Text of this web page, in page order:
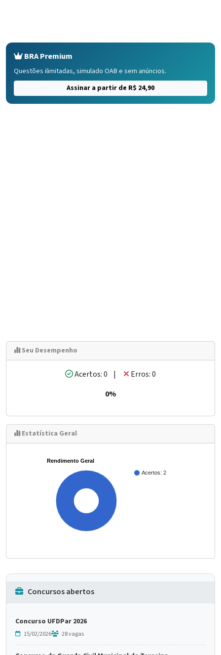
BRA Premium
Questões ilimitadas, simulado OAB e sem anúncios.
Assinar a partir de R$ 24,90
Seu Desempenho
Acertos: 0 |
Erros: 0
0%
Estatística Geral
Rendimento Geral
Acertos: 2
Concursos abertos
Concurso UFDPar 2026
15/02/2026 28 vagas